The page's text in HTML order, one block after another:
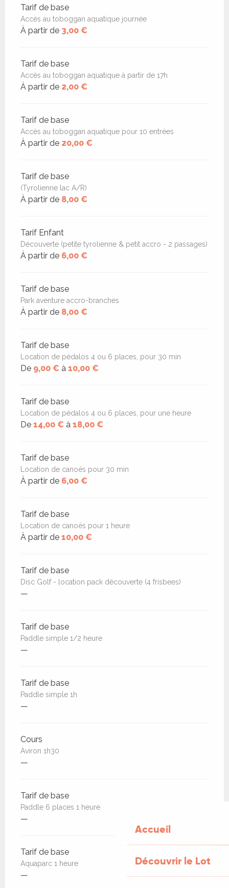
Accueil
Découvrir le Lot
Tarifs 2026
Tarif de base
Accès au toboggan aquatique journée
À partir de 3,00 €
Tarif de base
Accès au toboggan aquatique à partir de 17h
À partir de 2,00 €
Tarif de base
Accès au toboggan aquatique pour 10 entrées
À partir de 20,00 €
Tarif de base
(Tyrolienne lac A/R)
À partir de 8,00 €
Tarif Enfant
Découverte (petite tyrolienne & petit accro - 2 passages)
À partir de 6,00 €
Tarif de base
Park aventure accro-branches
À partir de 8,00 €
Tarif de base
Location de pédalos 4 ou 6 places, pour 30 min
De 9,00 € à 10,00 €
Tarif de base
Location de pédalos 4 ou 6 places, pour une heure
De 14,00 € à 18,00 €
Tarif de base
Location de canoës pour 30 min
À partir de 6,00 €
Tarif de base
Location de canoës pour 1 heure
À partir de 10,00 €
Tarif de base
Disc Golf - location pack découverte (4 frisbees)
—
Tarif de base
Paddle simple 1/2 heure
—
Tarif de base
Paddle simple 1h
—
Cours
Aviron 1h30
—
Tarif de base
Paddle 6 places 1 heure
—
Tarif de base
Aquaparc 1 heure
—